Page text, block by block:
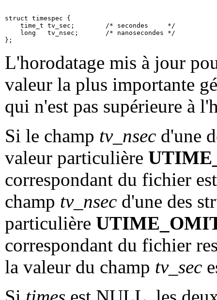
struct timespec {
    time_t tv_sec;        /* secondes     */
    long   tv_nsec;       /* nanosecondes */
L'horodatage mis à jour
valeur la plus importante
qui n'est pas supérieure à
Si le champ tv_nsec d'une
valeur particulière
correspondant du fichier
champ tv_nsec d'une des
particulière
correspondant du fichier
la valeur du champ tv_sec